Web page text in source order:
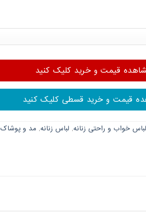
قیمت و خرید کلیک کنید
قیمت و خرید قسطی کلیک کنید
لباس خواب و راحتی زنانه, لباس زنانه, مد و پوشاک